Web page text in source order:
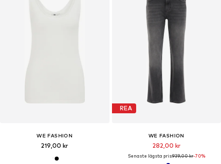
WE FASHION
219,00 kr
REA
WE FASHION
282,00 kr
Senaste lägsta pris:939,00 kr-70%